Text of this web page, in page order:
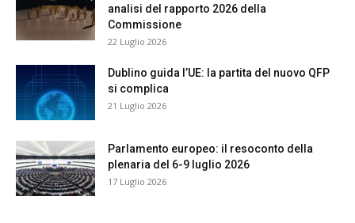
analisi del rapporto 2026 della
Commissione
22 Luglio 2026
Dublino guida l’UE: la partita del nuovo QFP
si complica
21 Luglio 2026
Parlamento europeo: il resoconto della
plenaria del 6-9 luglio 2026
17 Luglio 2026